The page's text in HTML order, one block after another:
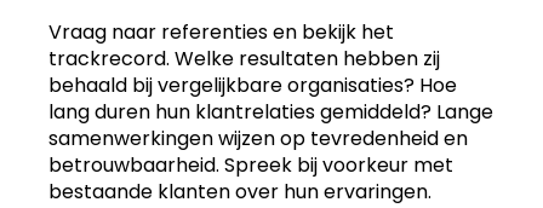
Vraag naar referenties en bekijk het
trackrecord. Welke resultaten hebben zij
behaald bij vergelijkbare organisaties? Hoe
lang duren hun klantrelaties gemiddeld? Lange
samenwerkingen wijzen op tevredenheid en
betrouwbaarheid. Spreek bij voorkeur met
bestaande klanten over hun ervaringen.